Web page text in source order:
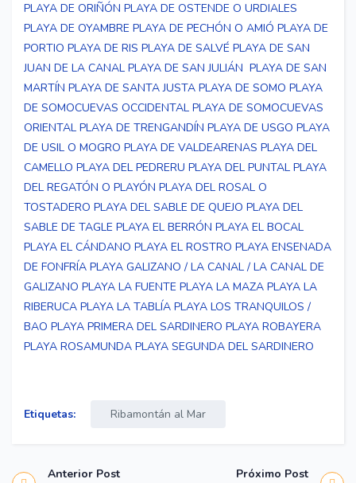
PLAYA DE ORIÑÓN PLAYA DE OSTENDE O URDIALES
PLAYA DE OYAMBRE PLAYA DE PECHÓN O AMIÓ PLAYA DE
PORTIO PLAYA DE RIS PLAYA DE SALVÉ PLAYA DE SAN
JUAN DE LA CANAL PLAYA DE SAN JULIÁN PLAYA DE SAN
MARTÍN PLAYA DE SANTA JUSTA PLAYA DE SOMO PLAYA
DE SOMOCUEVAS OCCIDENTAL PLAYA DE SOMOCUEVAS
ORIENTAL PLAYA DE TRENGANDÍN PLAYA DE USGO PLAYA
DE USIL O MOGRO PLAYA DE VALDEARENAS PLAYA DEL
CAMELLO PLAYA DEL PEDRERU PLAYA DEL PUNTAL PLAYA
DEL REGATÓN O PLAYÓN PLAYA DEL ROSAL O
TOSTADERO PLAYA DEL SABLE DE QUEJO PLAYA DEL
SABLE DE TAGLE PLAYA EL BERRÓN PLAYA EL BOCAL
PLAYA EL CÁNDANO PLAYA EL ROSTRO PLAYA ENSENADA
DE FONFRÍA PLAYA GALIZANO / LA CANAL / LA CANAL DE
GALIZANO PLAYA LA FUENTE PLAYA LA MAZA PLAYA LA
RIBERUCA PLAYA LA TABLÍA PLAYA LOS TRANQUILOS /
BAO PLAYA PRIMERA DEL SARDINERO PLAYA ROBAYERA
PLAYA ROSAMUNDA PLAYA SEGUNDA DEL SARDINERO
Etiquetas: Ribamontán al Mar
Anterior Post Próximo Post